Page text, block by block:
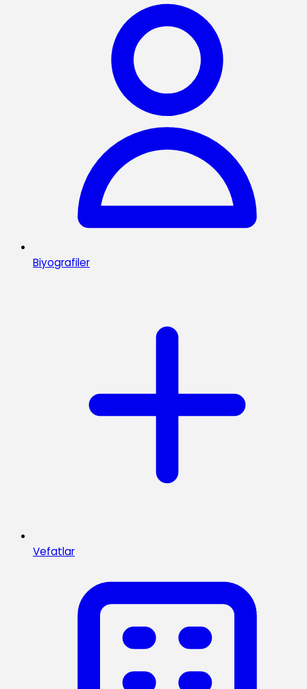
Biyografiler
Vefatlar